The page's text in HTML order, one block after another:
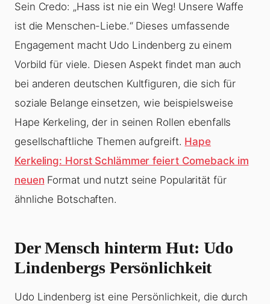
Sein Credo: „Hass ist nie ein Weg! Unsere Waffe
ist die Menschen-Liebe.“ Dieses umfassende
Engagement macht Udo Lindenberg zu einem
Vorbild für viele. Diesen Aspekt findet man auch
bei anderen deutschen Kultfiguren, die sich für
soziale Belange einsetzen, wie beispielsweise
Hape Kerkeling, der in seinen Rollen ebenfalls
gesellschaftliche Themen aufgreift. Hape
Kerkeling: Horst Schlämmer feiert Comeback im
neuen Format und nutzt seine Popularität für
ähnliche Botschaften.
Der Mensch hinterm Hut: Udo
Lindenbergs Persönlichkeit
Udo Lindenberg ist eine Persönlichkeit, die durch